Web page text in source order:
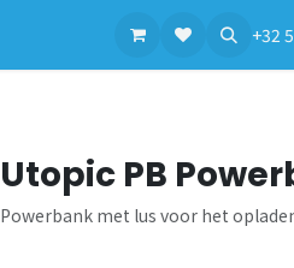
+32
Utopic PB
Powerbank met lus voor het